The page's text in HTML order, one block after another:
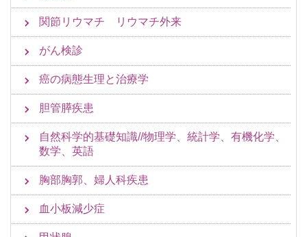
関節リウマチ リウマチ外来
がん検診
癌の病態生理と治療学
胆管膵疾患
自然科学的基礎知識//物理学、統計学、有機化学、
数学、英語
胸部胸郭、婦人科疾患
血小板減少症